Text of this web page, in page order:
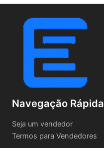
Navegação Rápida
Seja um vendedor
Termos para Vendedores